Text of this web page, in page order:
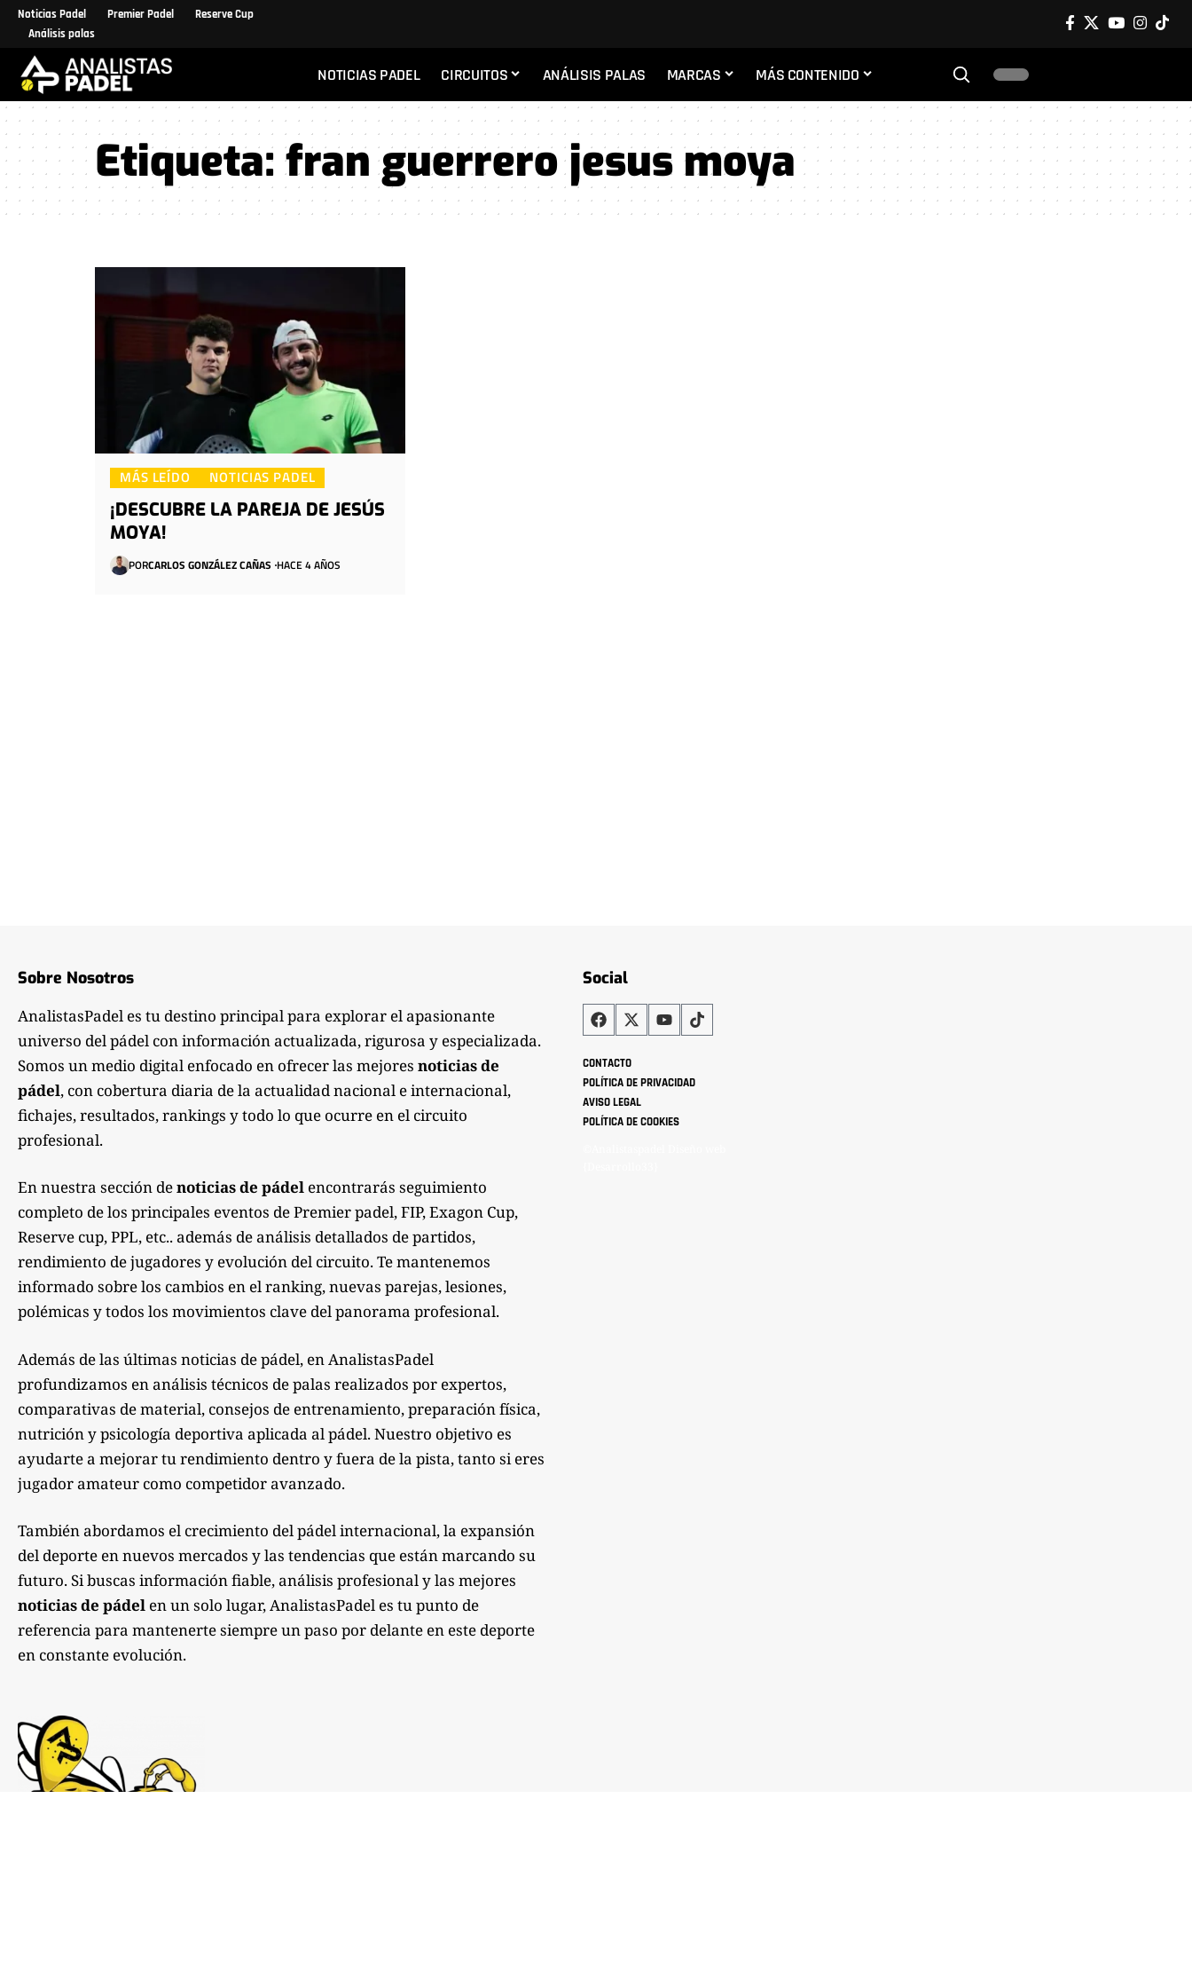
Noticias Padel Premier Padel
Reserve Cup
Análisis palas
NOTICIAS PADEL CIRCUITOS ANÁLISIS PALAS MARCAS MÁS CONTENIDO
Etiqueta:fran guerrero jesus moya
MÁS LEÍDO NOTICIAS PADEL
¡DESCUBRE LA PAREJA DE JESÚS
MOYA!
PORCARLOS GONZÁLEZ CAÑAS HACE 4 AÑOS
Sobre Nosotros
AnalistasPadel es tu destino principal para explorar el apasionante
universo del pádel con información actualizada, rigurosa y especializada.
Somos un medio digital enfocado en ofrecer las mejores noticias de
pádel, con cobertura diaria de la actualidad nacional e internacional,
fichajes, resultados, rankings y todo lo que ocurre en el circuito
profesional.
En nuestra sección denoticias de pádel encontrarás seguimiento
completo de los principales eventos de Premier padel, FIP, Exagon Cup,
Reserve cup, PPL, etc.. además de análisis detallados de partidos,
rendimiento de jugadores y evolución del circuito. Te mantenemos
informado sobre los cambios en el ranking, nuevas parejas, lesiones,
polémicas y todos los movimientos clave del panorama profesional.
Además de las últimas noticias de pádel, en AnalistasPadel
profundizamos en análisis técnicos de palas realizados por expertos,
comparativas de material, consejos de entrenamiento, preparación física,
nutrición y psicología deportiva aplicada al pádel. Nuestro objetivo es
ayudarte a mejorar tu rendimiento dentro y fuera de la pista, tanto si eres
jugador amateur como competidor avanzado.
También abordamos el crecimiento del pádel internacional, la expansión
del deporte en nuevos mercados y las tendencias que están marcando su
futuro. Si buscas información fiable, análisis profesional y las mejores
noticias de pádel en un solo lugar, AnalistasPadel es tu punto de
referencia para mantenerte siempre un paso por delante en este deporte
en constante evolución.
Social
CONTACTO
POLÍTICA DE PRIVACIDAD
AVISO LEGAL
POLÍTICA DE COOKIES